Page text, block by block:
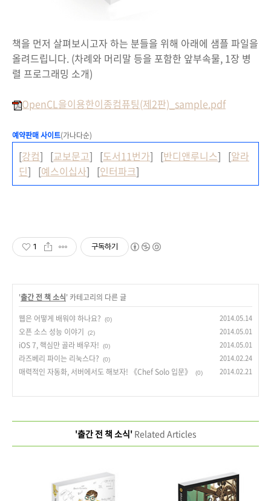
책을 먼저 살펴보시고자 하는 분들을 위해 아래에 샘플 파일을
올려드립니다. (차례와 머리말 등을 포함한 앞부속물, 1장 병
렬 프로그래밍 소개)
OpenCL을이용한이종컴퓨팅(제2판)_sample.pdf
예약판매 사이트(가나다순)
[강컴] [교보문고] [도서11번가] [반디앤루니스] [알라
딘] [예스이십사] [인터파크]
1 구독하기
'출간 전 책 소식' 카테고리의 다른 글
웹은 어떻게 배워야 하나요?
(0) 2014.05.14
오픈 소스 성능 이야기 (2) 2014.05.01
iOS 7, 핵심만 골라 배우자! (0) 2014.05.01
라즈베리 파이는 리눅스다? (0) 2014.02.24
매력적인 자동화, 서버에서도 해보자! 《Chef Solo 입문》 (0) 2014.02.21
'출간 전 책 소식'Related Articles